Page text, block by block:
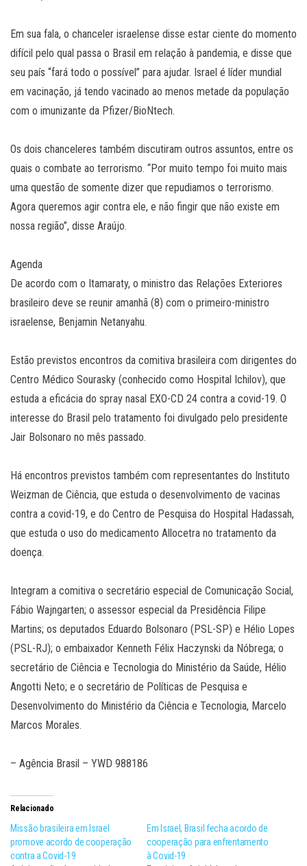
Em sua fala, o chanceler israelense disse estar ciente do momento
difícil pelo qual passa o Brasil em relação à pandemia, e disse que
seu país “fará todo o possível” para ajudar. Israel é líder mundial
em vacinação, já tendo vacinado ao menos metade da população
com o imunizante da Pfizer/BioNtech.
Os dois chanceleres também discutiram outros assuntos, entre os
quais o combate ao terrorismo. “Por muito tempo foi muito mais
uma questão de somente dizer que repudiamos o terrorismo.
Agora queremos agir contra ele, e não fingir que não existe em
nossa região”, disse Araújo.
Agenda
De acordo com o Itamaraty, o ministro das Relações Exteriores
brasileiro deve se reunir amanhã (8) com o primeiro-ministro
israelense, Benjamin Netanyahu.
Estão previstos encontros da comitiva brasileira com dirigentes do
Centro Médico Sourasky (conhecido como Hospital Ichilov), que
estuda a eficácia do spray nasal EXO-CD 24 contra a covid-19. O
interesse do Brasil pelo tratamento foi divulgado pelo presidente
Jair Bolsonaro no mês passado.
Há encontros previstos também com representantes do Instituto
Weizman de Ciência, que estuda o desenvolvimento de vacinas
contra a covid-19, e do Centro de Pesquisa do Hospital Hadassah,
que estuda o uso do medicamento Allocetra no tratamento da
doença.
Integram a comitiva o secretário especial de Comunicação Social,
Fábio Wajngarten; o assessor especial da Presidência Filipe
Martins; os deputados Eduardo Bolsonaro (PSL-SP) e Hélio Lopes
(PSL-RJ); o embaixador Kenneth Félix Haczynski da Nóbrega; o
secretário de Ciência e Tecnologia do Ministério da Saúde, Hélio
Angotti Neto; e o secretário de Políticas de Pesquisa e
Desenvolvimento do Ministério da Ciência e Tecnologia, Marcelo
Marcos Morales.
– Agência Brasil – YWD 988186
Relacionado
Missão brasileira em Israel
promove acordo de cooperação
contra a Covid-19
Em Israel, Brasil fecha acordo de
cooperação para enfrentamento
à Covid-19